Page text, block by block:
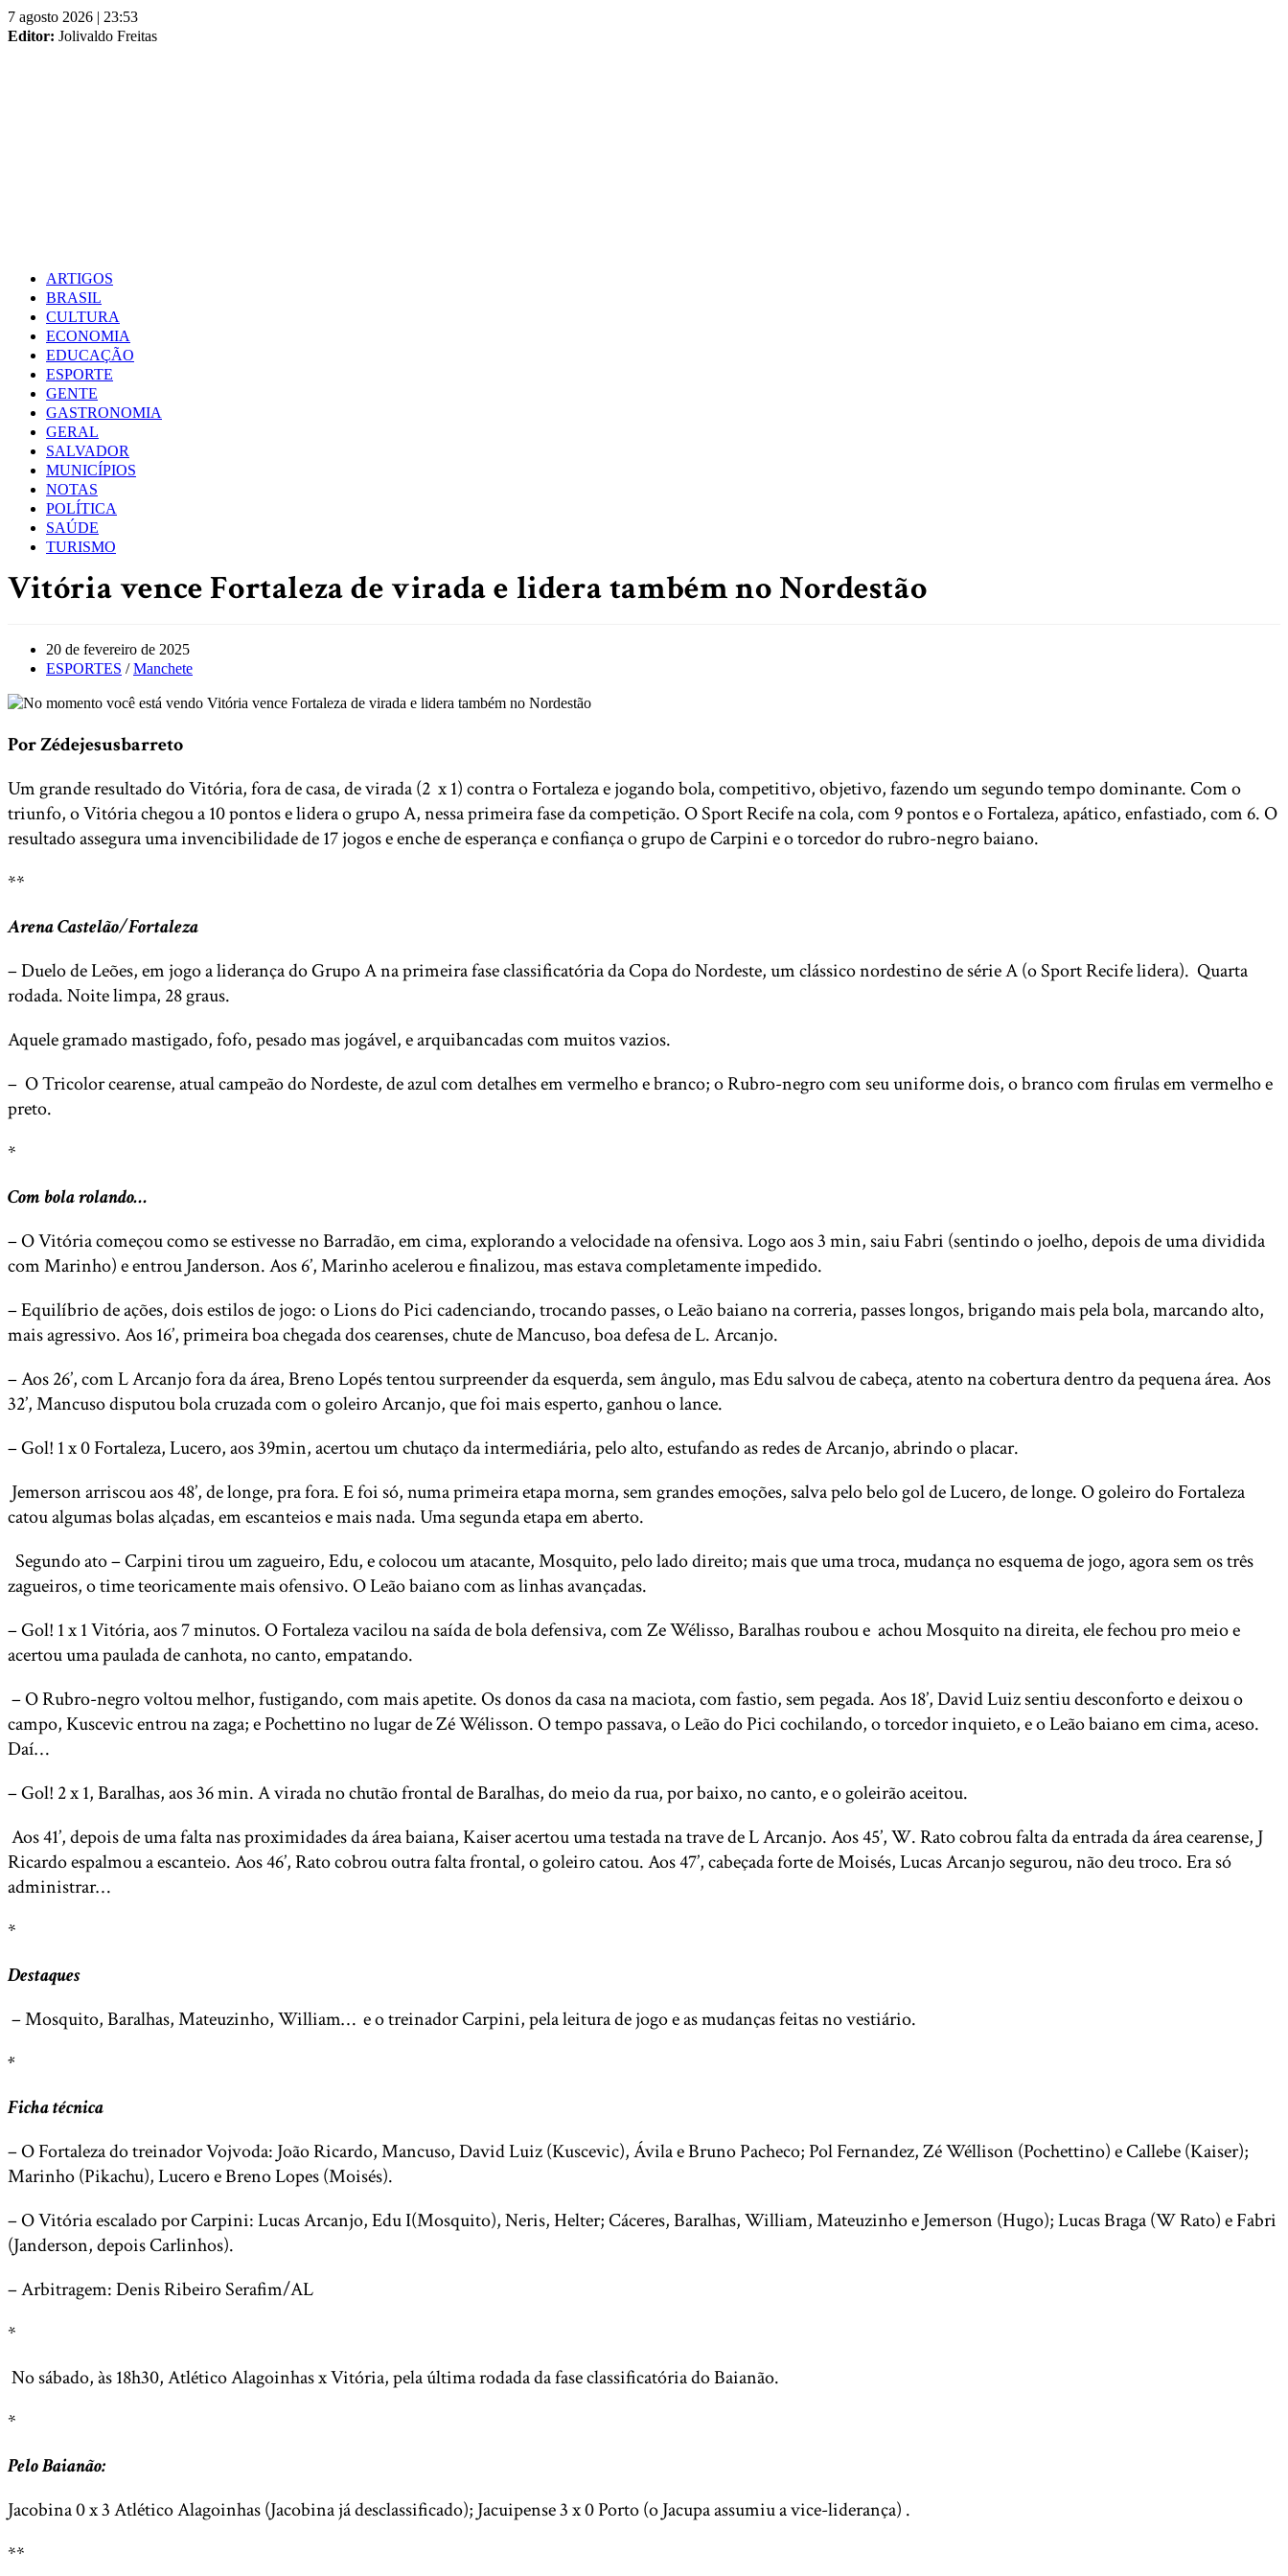
Skip
to
7 agosto 2026 | 23:53
Editor: Jolivaldo Freitas
ARTIGOS
BRASIL
CULTURA
ECONOMIA
EDUCAÇÃO
ESPORTE
GENTE
GASTRONOMIA
GERAL
SALVADOR
MUNICÍPIOS
NOTAS
POLÍTICA
SAÚDE
TURISMO
Vitória vence Fortaleza de virada e lidera também no Nordestão
Post
published:
20 de fevereiro de 2025
Post
ESPORTES / Manchete
Por Zédejesusbarreto
Um grande resultado do Vitória, fora de casa, de virada (2 x 1) contra o Fortaleza e jogando bola, competitivo, objetivo, fazendo um segundo tempo dominante. Com o
triunfo, o Vitória chegou a 10 pontos e lidera o grupo A, nessa primeira fase da competição. O Sport Recife na cola, com 9 pontos e o Fortaleza, apático, enfastiado, com 6. O
resultado assegura uma invencibilidade de 17 jogos e enche de esperança e confiança o grupo de Carpini e o torcedor do rubro-negro baiano.
**
Arena Castelão/Fortaleza
– Duelo de Leões, em jogo a liderança do Grupo A na primeira fase classificatória da Copa do Nordeste, um clássico nordestino de série A (o Sport Recife lidera). Quarta
rodada. Noite limpa, 28 graus.
Aquele gramado mastigado, fofo, pesado mas jogável, e arquibancadas com muitos vazios.
– O Tricolor cearense, atual campeão do Nordeste, de azul com detalhes em vermelho e branco; o Rubro-negro com seu uniforme dois, o branco com firulas em vermelho e
preto.
*
Com bola rolando…
– O Vitória começou como se estivesse no Barradão, em cima, explorando a velocidade na ofensiva. Logo aos 3 min, saiu Fabri (sentindo o joelho, depois de uma dividida
com Marinho) e entrou Janderson. Aos 6’, Marinho acelerou e finalizou, mas estava completamente impedido.
– Equilíbrio de ações, dois estilos de jogo: o Lions do Pici cadenciando, trocando passes, o Leão baiano na correria, passes longos, brigando mais pela bola, marcando alto,
mais agressivo. Aos 16’, primeira boa chegada dos cearenses, chute de Mancuso, boa defesa de L. Arcanjo.
– Aos 26’, com L Arcanjo fora da área, Breno Lopés tentou surpreender da esquerda, sem ângulo, mas Edu salvou de cabeça, atento na cobertura dentro da pequena área. Aos
32’, Mancuso disputou bola cruzada com o goleiro Arcanjo, que foi mais esperto, ganhou o lance.
– Gol! 1 x 0 Fortaleza, Lucero, aos 39min, acertou um chutaço da intermediária, pelo alto, estufando as redes de Arcanjo, abrindo o placar.
Jemerson arriscou aos 48’, de longe, pra fora. E foi só, numa primeira etapa morna, sem grandes emoções, salva pelo belo gol de Lucero, de longe. O goleiro do Fortaleza
catou algumas bolas alçadas, em escanteios e mais nada. Uma segunda etapa em aberto.
Segundo ato – Carpini tirou um zagueiro, Edu, e colocou um atacante, Mosquito, pelo lado direito; mais que uma troca, mudança no esquema de jogo, agora sem os três
zagueiros, o time teoricamente mais ofensivo. O Leão baiano com as linhas avançadas.
– Gol! 1 x 1 Vitória, aos 7 minutos. O Fortaleza vacilou na saída de bola defensiva, com Ze Wélisso, Baralhas roubou e achou Mosquito na direita, ele fechou pro meio e
acertou uma paulada de canhota, no canto, empatando.
– O Rubro-negro voltou melhor, fustigando, com mais apetite. Os donos da casa na maciota, com fastio, sem pegada. Aos 18’, David Luiz sentiu desconforto e deixou o
campo, Kuscevic entrou na zaga; e Pochettino no lugar de Zé Wélisson. O tempo passava, o Leão do Pici cochilando, o torcedor inquieto, e o Leão baiano em cima, aceso.
Daí…
– Gol! 2 x 1, Baralhas, aos 36 min. A virada no chutão frontal de Baralhas, do meio da rua, por baixo, no canto, e o goleirão aceitou.
Aos 41’, depois de uma falta nas proximidades da área baiana, Kaiser acertou uma testada na trave de L Arcanjo. Aos 45’, W. Rato cobrou falta da entrada da área cearense, J
Ricardo espalmou a escanteio. Aos 46’, Rato cobrou outra falta frontal, o goleiro catou. Aos 47’, cabeçada forte de Moisés, Lucas Arcanjo segurou, não deu troco. Era só
administrar…
*
Destaques
– Mosquito, Baralhas, Mateuzinho, William… e o treinador Carpini, pela leitura de jogo e as mudanças feitas no vestiário.
*
Ficha técnica
– O Fortaleza do treinador Vojvoda: João Ricardo, Mancuso, David Luiz (Kuscevic), Ávila e Bruno Pacheco; Pol Fernandez, Zé Wéllison (Pochettino) e Callebe (Kaiser);
Marinho (Pikachu), Lucero e Breno Lopes (Moisés).
– O Vitória escalado por Carpini: Lucas Arcanjo, Edu I(Mosquito), Neris, Helter; Cáceres, Baralhas, William, Mateuzinho e Jemerson (Hugo); Lucas Braga (W Rato) e Fabri
(Janderson, depois Carlinhos).
– Arbitragem: Denis Ribeiro Serafim/AL
*
No sábado, às 18h30, Atlético Alagoinhas x Vitória, pela última rodada da fase classificatória do Baianão.
*
Pelo Baianão:
Jacobina 0 x 3 Atlético Alagoinhas (Jacobina já desclassificado); Jacuipense 3 x 0 Porto (o Jacupa assumiu a vice-liderança) .
**